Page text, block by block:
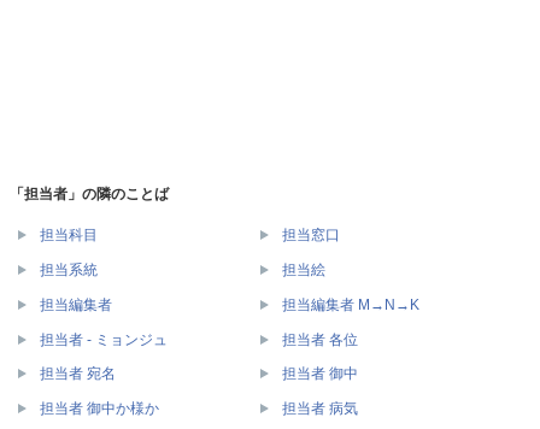
「担当者」の隣のことば
担当科目 担当窓口
担当系統 担当絵
担当編集者 担当編集者 M→N→K
担当者 - ミョンジュ 担当者 各位
担当者 宛名 担当者 御中
担当者 御中か様か 担当者 病気